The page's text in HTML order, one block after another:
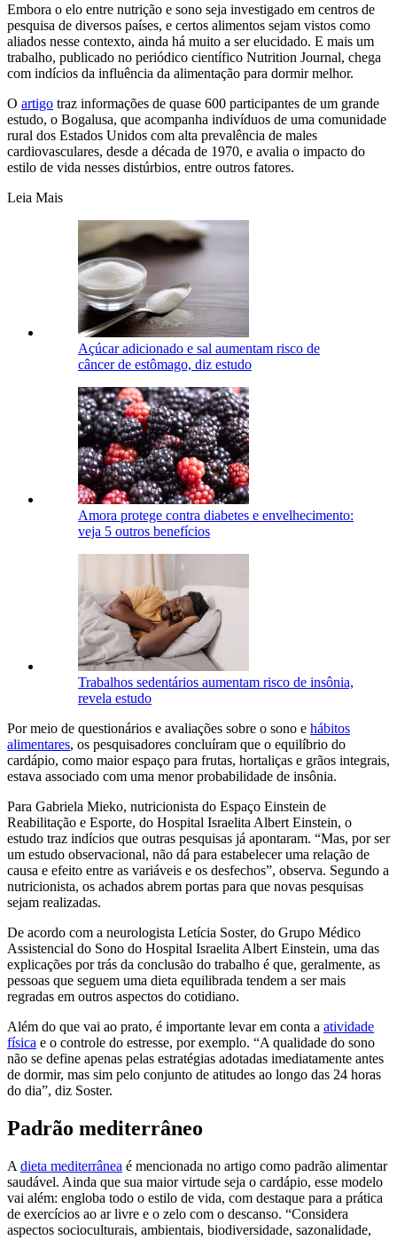
Embora o elo entre nutrição e sono seja investigado em centros de
pesquisa de diversos países, e certos alimentos sejam vistos como
aliados nesse contexto, ainda há muito a ser elucidado. E mais um
trabalho, publicado no periódico científico Nutrition Journal, chega
com indícios da influência da alimentação para dormir melhor.
O artigo traz informações de quase 600 participantes de um grande
estudo, o Bogalusa, que acompanha indivíduos de uma comunidade
rural dos Estados Unidos com alta prevalência de males
cardiovasculares, desde a década de 1970, e avalia o impacto do
estilo de vida nesses distúrbios, entre outros fatores.
Leia Mais
Açúcar adicionado e sal aumentam risco de
câncer de estômago, diz estudo
Amora protege contra diabetes e envelhecimento:
veja 5 outros benefícios
Trabalhos sedentários aumentam risco de insônia,
revela estudo
Por meio de questionários e avaliações sobre o sono e hábitos
alimentares, os pesquisadores concluíram que o equilíbrio do
cardápio, como maior espaço para frutas, hortaliças e grãos integrais,
estava associado com uma menor probabilidade de insônia.
Para Gabriela Mieko, nutricionista do Espaço Einstein de
Reabilitação e Esporte, do Hospital Israelita Albert Einstein, o
estudo traz indícios que outras pesquisas já apontaram. “Mas, por ser
um estudo observacional, não dá para estabelecer uma relação de
causa e efeito entre as variáveis e os desfechos”, observa. Segundo a
nutricionista, os achados abrem portas para que novas pesquisas
sejam realizadas.
De acordo com a neurologista Letícia Soster, do Grupo Médico
Assistencial do Sono do Hospital Israelita Albert Einstein, uma das
explicações por trás da conclusão do trabalho é que, geralmente, as
pessoas que seguem uma dieta equilibrada tendem a ser mais
regradas em outros aspectos do cotidiano.
Além do que vai ao prato, é importante levar em conta a atividade
física e o controle do estresse, por exemplo. “A qualidade do sono
não se define apenas pelas estratégias adotadas imediatamente antes
de dormir, mas sim pelo conjunto de atitudes ao longo das 24 horas
do dia”, diz Soster.
Padrão mediterrâneo
A dieta mediterrânea é mencionada no artigo como padrão alimentar
saudável. Ainda que sua maior virtude seja o cardápio, esse modelo
vai além: engloba todo o estilo de vida, com destaque para a prática
de exercícios ao ar livre e o zelo com o descanso. “Considera
aspectos socioculturais, ambientais, biodiversidade, sazonalidade,